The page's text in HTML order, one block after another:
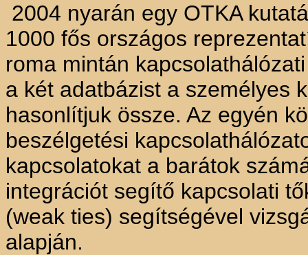
2004 nyarán egy OTKA
1000 fős országos
roma mintán
a két adatbázist a személyes
hasonlítjuk össze. Az egyén
beszélgetési
kapcsolatokat a barátok
integrációt segítő kapcsolati
(weak ties) segítségével
alapján.